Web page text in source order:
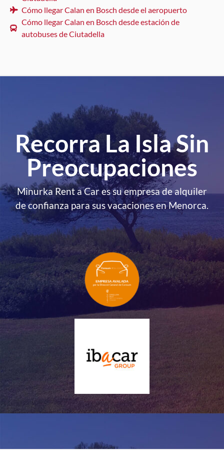
Cómo llegar Calan en Bosch desde el aeropuerto
Cómo llegar Calan en Bosch desde estación de
autobuses de Ciutadella
Recorra La Isla Sin
Preocupaciones
Minurka Rent a Car es su empresa de alquiler
de confianza para sus vacaciones en Menorca.